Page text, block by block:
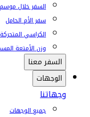
السفر خلال
سفر الأم الحامل
الكراسي
وزن الأمتعة
السفر معنا
الوجهات
وجهاتنا
جميع الوجهات